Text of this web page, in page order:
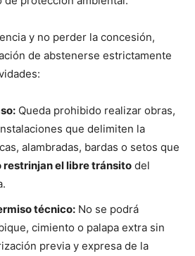
y no perder la concesión,
de abstenerse estrictamente
Queda prohibido realizar obras,
que delimiten la
alambradas, bardas o setos que
restrinjan el libre tránsito del
técnico: No se podrá
cimiento o palapa extra sin
previa y expresa de la